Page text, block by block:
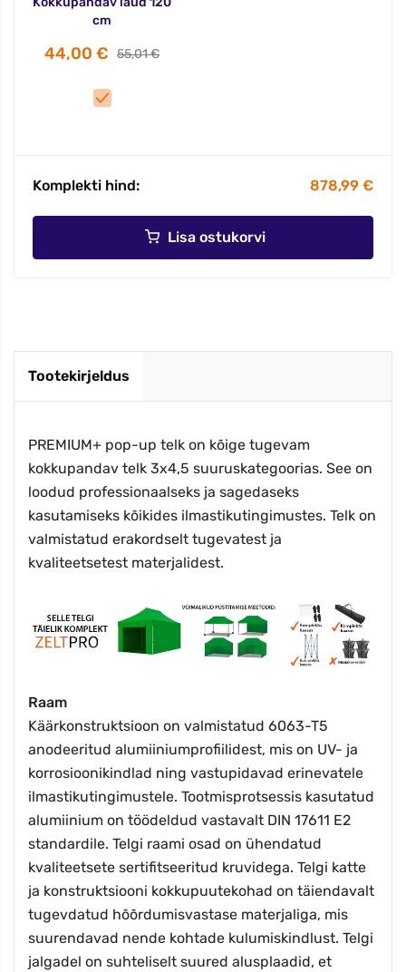
cm
44,00 € 55,01 €
Komplekti hind: 878,99 €
Lisa ostukorvi
Tootekirjeldus
PREMIUM+ pop-up telk on kõige tugevam
kokkupandav telk 3x4,5 suuruskategoorias. See on
loodud professionaalseks ja sagedaseks
kasutamiseks kõikides ilmastikutingimustes. Telk on
valmistatud erakordselt tugevatest ja
kvaliteetsetest materjalidest.
Raam
Käärkonstruktsioon on valmistatud 6063-T5
anodeeritud alumiiniumprofiilidest, mis on UV- ja
korrosioonikindlad ning vastupidavad erinevatele
ilmastikutingimustele. Tootmisprotsessis kasutatud
alumiinium on töödeldud vastavalt DIN 17611 E2
standardile. Telgi raami osad on ühendatud
kvaliteetsete sertifitseeritud kruvidega. Telgi katte
ja konstruktsiooni kokkupuutekohad on täiendavalt
tugevdatud hõõrdumisvastase materjaliga, mis
suurendavad nende kohtade kulumiskindlust. Telgi
jalgadel on suhteliselt suured alusplaadid, et